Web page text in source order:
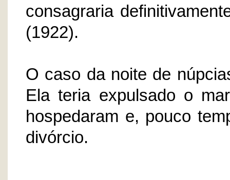
consagraria
(1922).
O caso da noite de
Ela teria expulsado o
hospedaram e, pouco
divórcio.